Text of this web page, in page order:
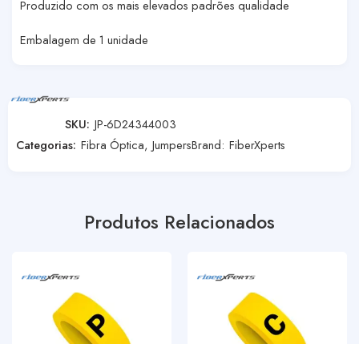
Produzido com os mais elevados padrões qualidade
Embalagem de 1 unidade
SKU: JP-6D24344003
Categorias: Fibra Óptica, JumpersBrand: FiberXperts
Produtos Relacionados